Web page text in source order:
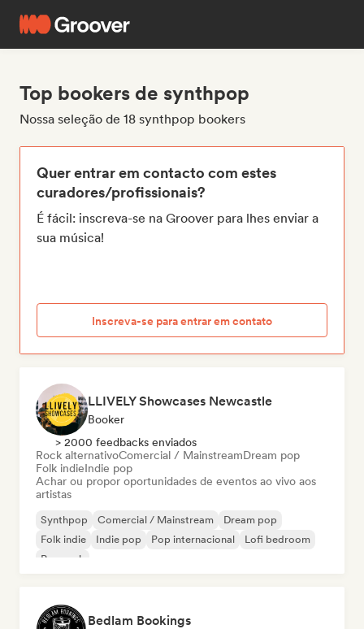
Top bookers de synthpop
Nossa seleção de 18 synthpop bookers
Quer entrar em contacto com estes
curadores/profissionais?
É fácil: inscreva-se na Groover para lhes enviar a
sua música!
Inscreva-se para entrar em contato
LLIVELY Showcases Newcastle
Booker
> 2000 feedbacks enviados
Rock alternativoComercial / MainstreamDream pop
Folk indieIndie pop
Achar ou propor oportunidades de eventos ao vivo aos
artistas
Synthpop Comercial / Mainstream
Dream pop
Folk indie
Indie pop Pop internacional
Lofi bedroom
Pop rock
Bedlam Bookings